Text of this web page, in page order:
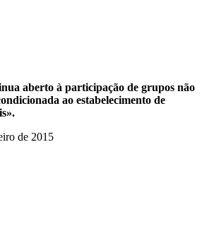
aberto à participação de grupos não
ao estabelecimento de
de 2015